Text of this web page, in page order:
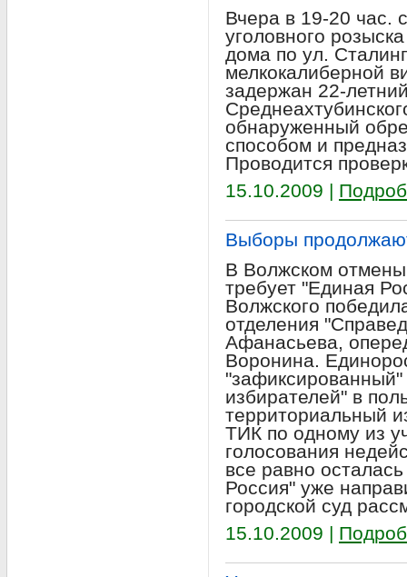
Вчера в 19-20 час.
уголовного
дома по ул.
мелкокалиберной
задержан 22-
обнаруженный
способом и
Проводится
15.10.2009 |
Выборы
В Волжском
требует "Единая
Волжского
отделения
Афанасьева,
Воронина.
"зафиксированный"
избирателей" в
территориальный
ТИК по одному из
голосования
все равно
Россия" уже
городской суд
15.10.2009 |